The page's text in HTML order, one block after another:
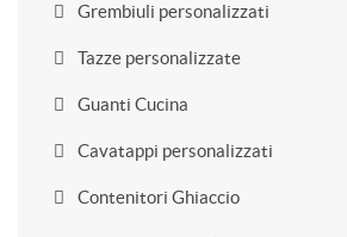
Grembiuli personalizzati
Tazze personalizzate
Guanti Cucina
Cavatappi personalizzati
Contenitori Ghiaccio